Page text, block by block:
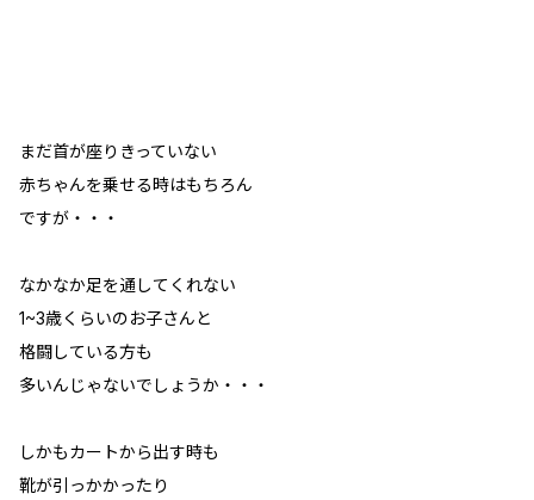
まだ首が座りきっていない
赤ちゃんを乗せる時はもちろん
ですが・・・
なかなか足を通してくれない
1~3歳くらいのお子さんと
格闘している方も
多いんじゃないでしょうか・・・
しかもカートから出す時も
靴が引っかかったり